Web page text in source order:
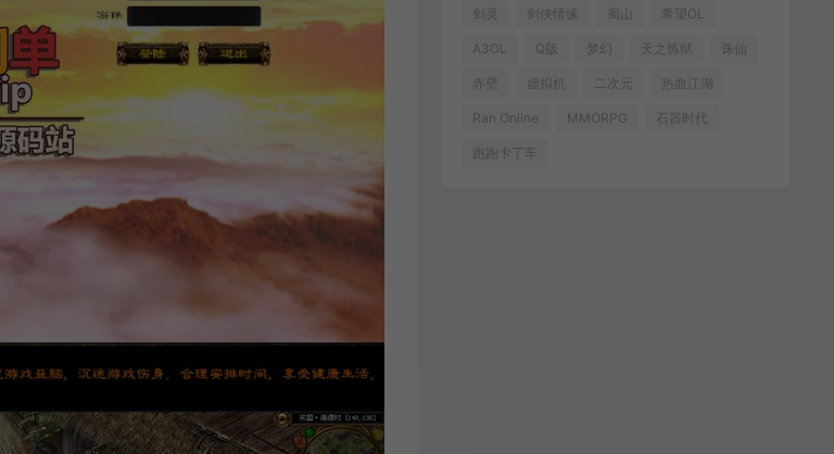
剑灵 剑侠情缘 蜀山 希望OL
A3OL Q版 梦幻 天之炼狱 诛仙
赤壁 虚拟机 二次元 热血江湖
Ran Online MMORPG 石器时代
跑跑卡丁车